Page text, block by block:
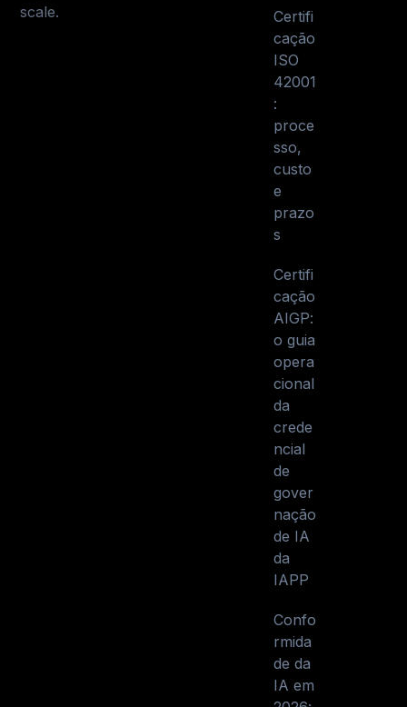
scale.
Certifi
cação
ISO
42001
:
proce
sso,
custo
e
prazo
s
Certifi
cação
AIGP:
o guia
opera
cional
da
crede
ncial
de
gover
nação
de IA
da
IAPP
Confo
rmida
de da
IA em